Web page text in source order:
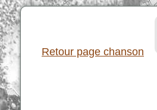
Retour page chanson